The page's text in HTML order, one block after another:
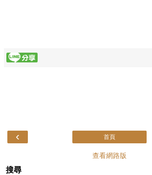
‹ 首頁
查看網路版
搜尋